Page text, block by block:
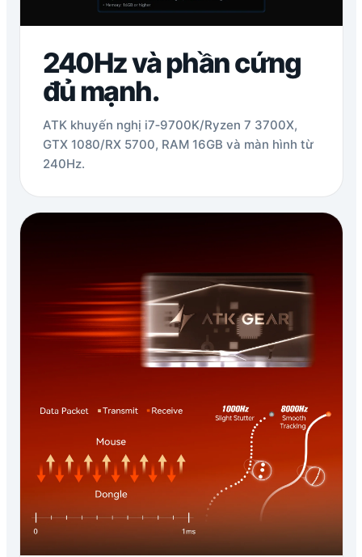
240Hz và phần cứng
đủ mạnh.
ATK khuyến nghị i7‑9700K/Ryzen 7 3700X,
GTX 1080/RX 5700, RAM 16GB và màn hình từ
240Hz.